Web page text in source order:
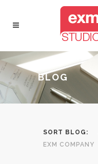
BLOG
SORT BLOG:
EXM COMPANY